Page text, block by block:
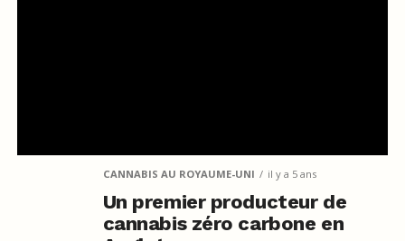
CANNABIS AU ROYAUME-UNI il y a 5 ans
Un premier producteur de
cannabis zéro carbone en